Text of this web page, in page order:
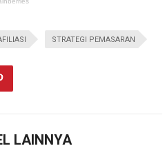
STRATEGI PEMASARAN
LAINNYA